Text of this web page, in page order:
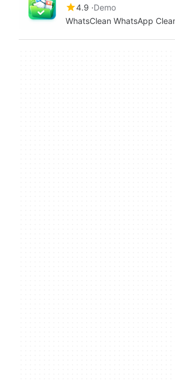
4.9 Demo
WhatsClean WhatsApp